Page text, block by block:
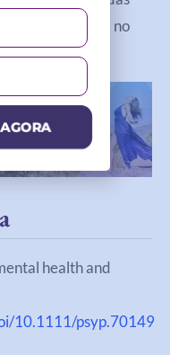
e presença no
health and
10.1111/psyp.70149